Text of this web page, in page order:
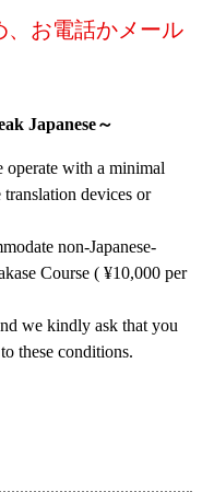
、お電話かメール
Japanese～
operate with a minimal
devices or
non-Japanese-
Course ( ¥10,000 per
we kindly ask that you
these conditions.